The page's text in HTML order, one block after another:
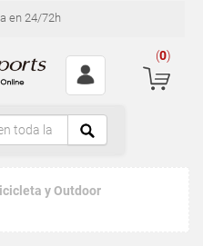
(0)
y Outdoor